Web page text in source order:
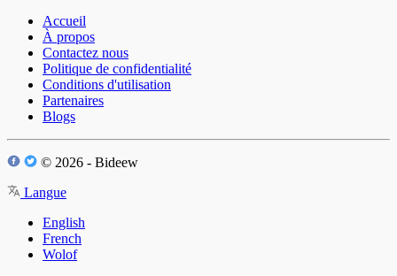
Accueil
À propos
Contactez nous
Politique de confidentialité
Conditions d'utilisation
Partenaires
Blogs
© 2026 - Bideew
Langue
English
French
Wolof